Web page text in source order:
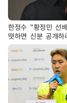
한정수 "황정민 선
떳하면 신분 공개하